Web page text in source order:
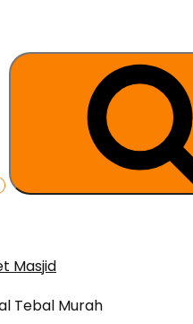
Masjid
Tebal Murah